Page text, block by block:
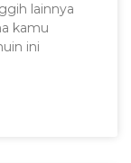
lainnya
kamu
ini